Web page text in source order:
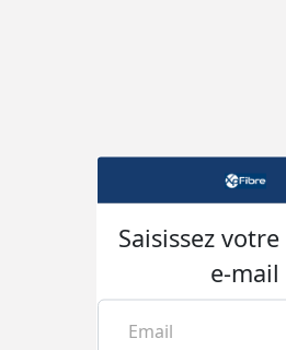
Saisissez
e-mail
Email